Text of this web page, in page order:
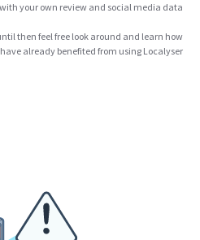
with your own review and social media data.
then feel free look around and learn how
already benefited from using Localyser.